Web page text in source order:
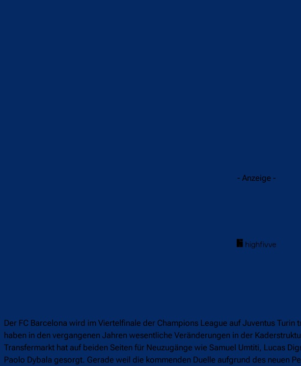
- Anzeige -
Der FC Barcelona wird im Viertelfinale der Champions League auf Juventus
haben in den vergangenen Jahren wesentliche Veränderungen in der
Transfermarkt hat auf beiden Seiten für Neuzugänge wie Samuel Umtiti, Lucas
Paolo Dybala gesorgt. Gerade weil die kommenden Duelle aufgrund des neuen